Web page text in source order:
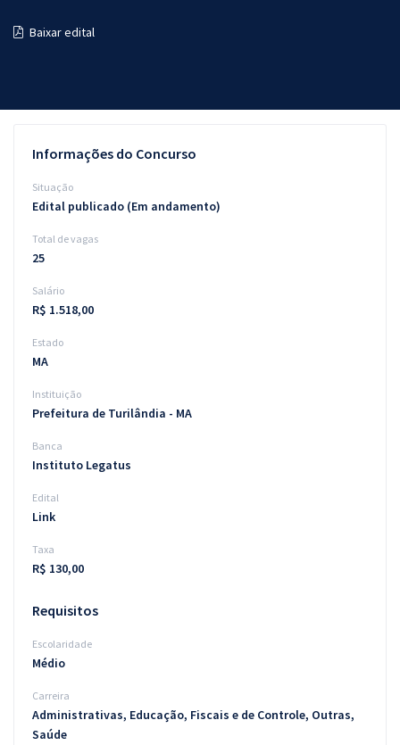
Questões grátis
Blog
Aprovados
Atendimento
Baixar edital
Informações do Concurso
Situação
Edital publicado (Em andamento)
Total de vagas
25
Salário
R$ 1.518,00
Estado
MA
Instituição
Prefeitura de Turilândia - MA
Banca
Instituto Legatus
Edital
Link
Taxa
R$ 130,00
Requisitos
Escolaridade
Médio
Carreira
Administrativas, Educação, Fiscais e de Controle, Outras,
Saúde